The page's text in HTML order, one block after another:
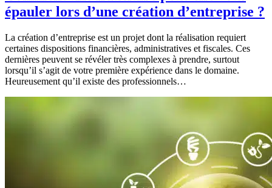
épauler lors d’une création d’entreprise ?
La création d’entreprise est un projet dont la réalisation requiert
certaines dispositions financières, administratives et fiscales. Ces
dernières peuvent se révéler très complexes à prendre, surtout
lorsqu’il s’agit de votre première expérience dans le domaine.
Heureusement qu’il existe des professionnels…